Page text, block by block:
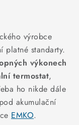
výrobce
platné standarty.
výkonech
termostat,
ho nikde dále
akumulační
EMKO.